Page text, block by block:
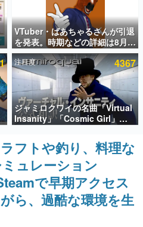
ターの方々に製作時のエピソードをお
企画（ゲーム）とは何か？を探ってい
いけない。『赫本』は、〈試験問題〉
ー小説集です。
ゲーム市場を担う若きクリエイター達
ルーツと情熱を探っていきます。
家たち
を受けた作家さんに取材し、ゲームが
業やカルチャーに与えた影響を探る企
ーム産業史
ム史における主要なトピック・タイト
VTuber・ばあちゃるさんが引退
を発表。時期などの詳細は8月9
日15時からの配信で説明
注目度 4367
ジャミロクワイの名曲「Virtual
Insanity」「Cosmic Girl」
「Canned Heat」公式日本語字
幕付きMVがいきなり公開！
「SUMMER SONIC 2026」での
9年ぶりとなる日本公演を記念し
て
フトや釣り、料理な
ュレーション
で早期アクセス
ら、過酷な環境を生